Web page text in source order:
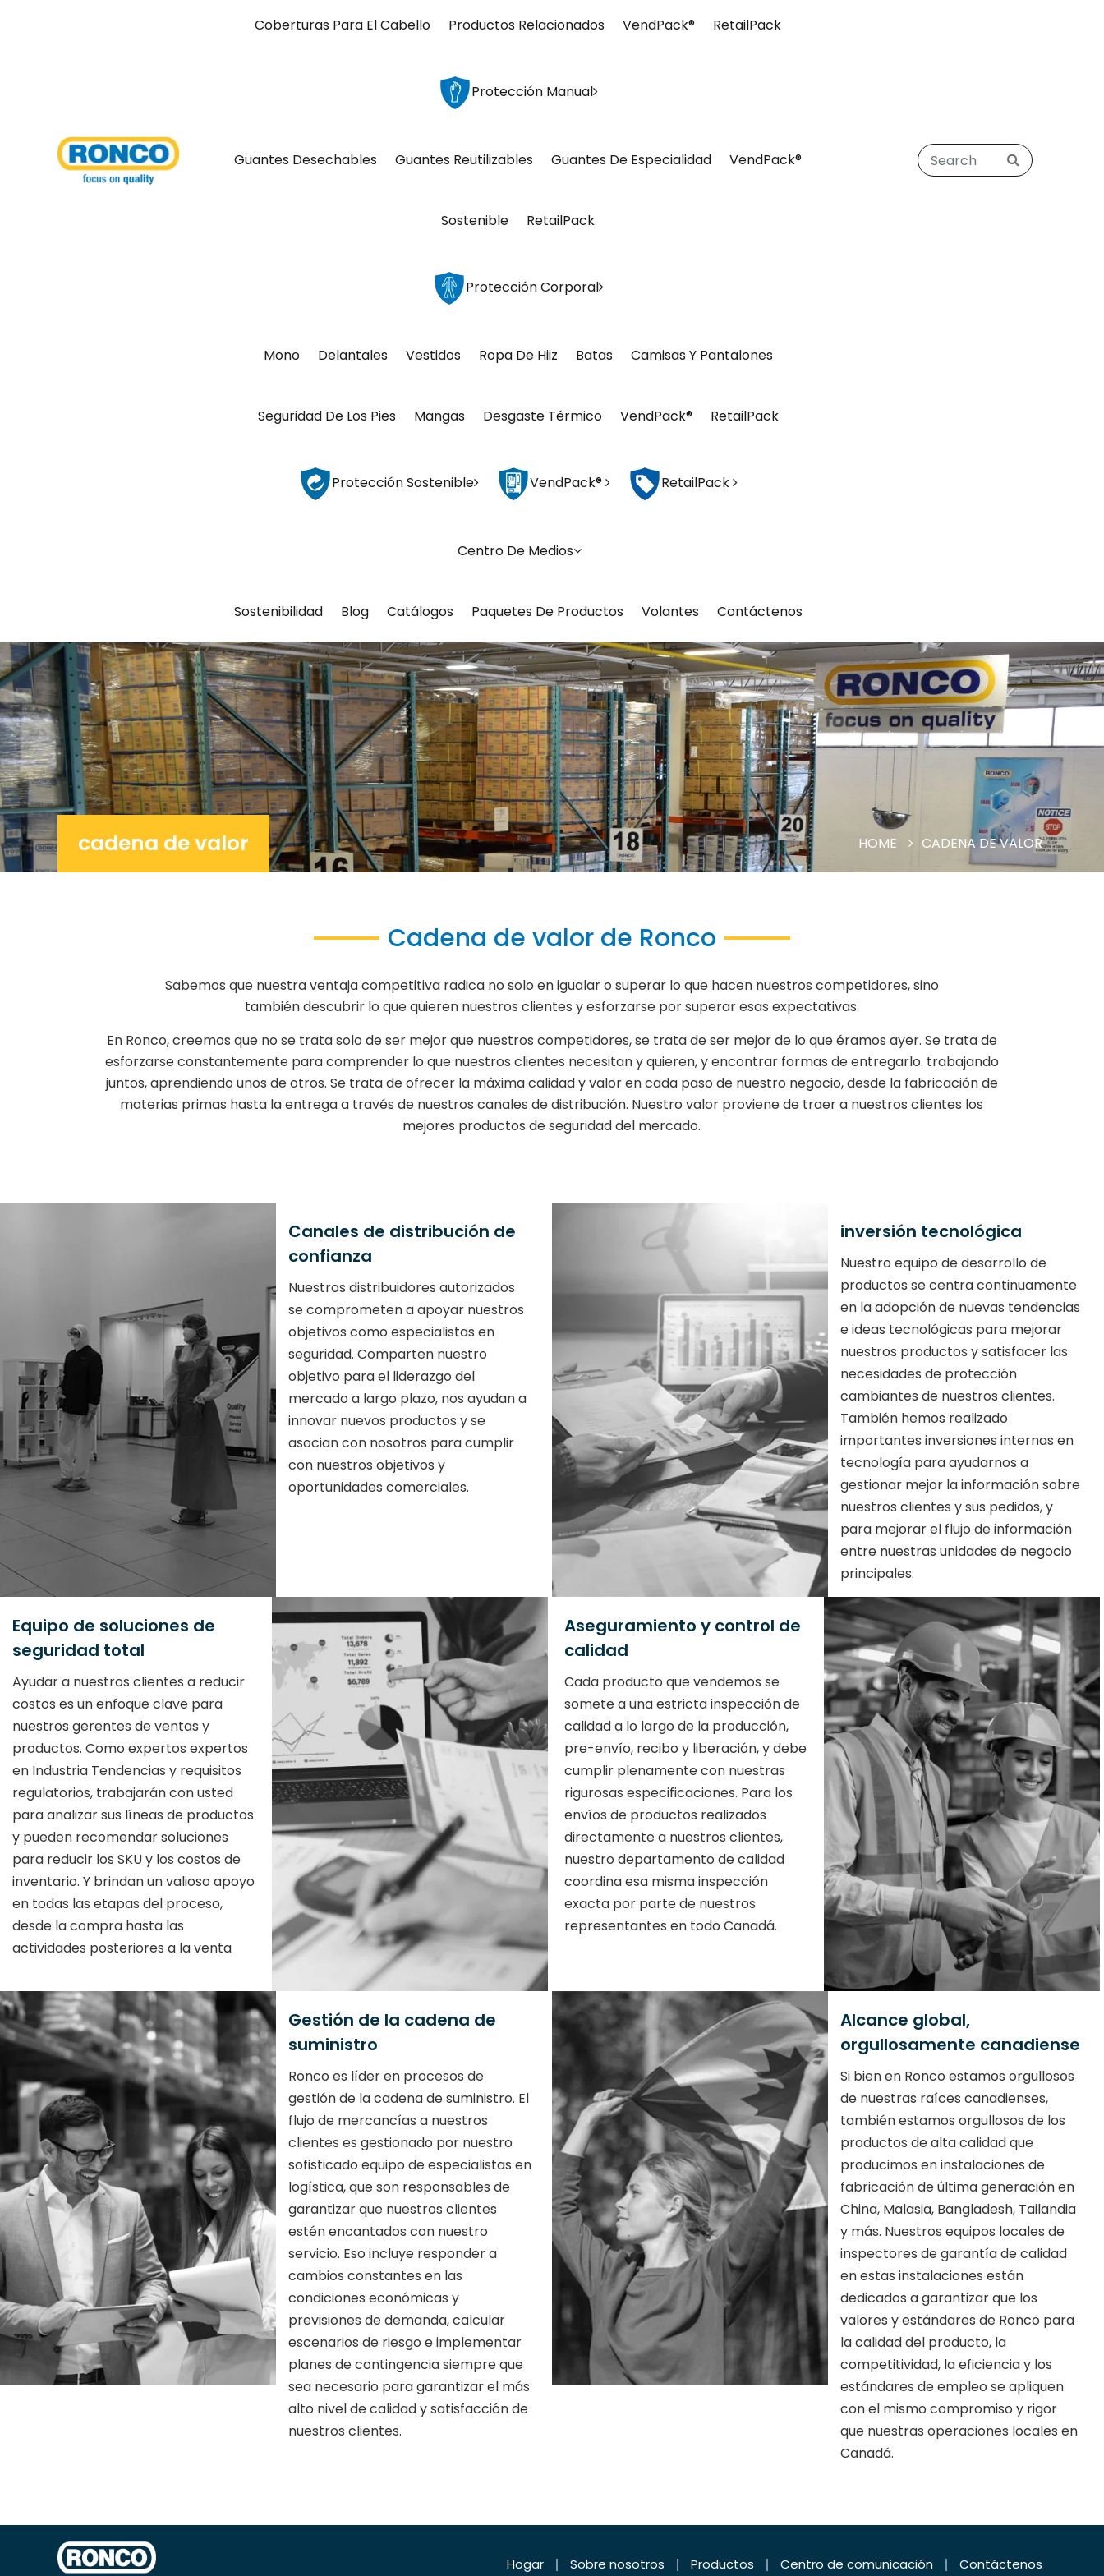
Coberturas Para El Cabello Productos Relacionados VendPack® RetailPack
Protección Manual
Guantes Desechables Guantes Reutilizables Guantes De Especialidad VendPack®
Sostenible RetailPack
Protección Corporal
Mono Delantales Vestidos Ropa De Hiiz Batas Camisas Y Pantalones
Seguridad De Los Pies Mangas Desgaste Térmico VendPack® RetailPack
Protección Sostenible VendPack® RetailPack
Sostenibilidad
Centro De Medios
Blog Catálogos Paquetes De Productos Volantes Contáctenos
cadena de valor HOME CADENA DE VALOR
Cadena de valor de Ronco
Sabemos que nuestra ventaja competitiva radica no solo en igualar o superar lo que hacen nuestros competidores, sino
también descubrir lo que quieren nuestros clientes y esforzarse por superar esas expectativas.
En Ronco, creemos que no se trata solo de ser mejor que nuestros competidores, se trata de ser mejor de lo que éramos ayer. Se trata de
esforzarse constantemente para comprender lo que nuestros clientes necesitan y quieren, y encontrar formas de entregarlo. trabajando
juntos, aprendiendo unos de otros. Se trata de ofrecer la máxima calidad y valor en cada paso de nuestro negocio, desde la fabricación de
materias primas hasta la entrega a través de nuestros canales de distribución. Nuestro valor proviene de traer a nuestros clientes los
mejores productos de seguridad del mercado.
Canales de distribución de
confianza
Nuestros distribuidores autorizados
se comprometen a apoyar nuestros
objetivos como especialistas en
seguridad. Comparten nuestro
objetivo para el liderazgo del
mercado a largo plazo, nos ayudan a
innovar nuevos productos y se
asocian con nosotros para cumplir
con nuestros objetivos y
oportunidades comerciales.
inversión tecnológica
Nuestro equipo de desarrollo de
productos se centra continuamente
en la adopción de nuevas tendencias
e ideas tecnológicas para mejorar
nuestros productos y satisfacer las
necesidades de protección
cambiantes de nuestros clientes.
También hemos realizado
importantes inversiones internas en
tecnología para ayudarnos a
gestionar mejor la información sobre
nuestros clientes y sus pedidos, y
para mejorar el flujo de información
entre nuestras unidades de negocio
principales.
Equipo de soluciones de
seguridad total
Ayudar a nuestros clientes a reducir
costos es un enfoque clave para
nuestros gerentes de ventas y
productos. Como expertos expertos
en Industria Tendencias y requisitos
regulatorios, trabajarán con usted
para analizar sus líneas de productos
y pueden recomendar soluciones
para reducir los SKU y los costos de
inventario. Y brindan un valioso apoyo
en todas las etapas del proceso,
desde la compra hasta las
actividades posteriores a la venta
Aseguramiento y control de
calidad
Cada producto que vendemos se
somete a una estricta inspección de
calidad a lo largo de la producción,
pre-envío, recibo y liberación, y debe
cumplir plenamente con nuestras
rigurosas especificaciones. Para los
envíos de productos realizados
directamente a nuestros clientes,
nuestro departamento de calidad
coordina esa misma inspección
exacta por parte de nuestros
representantes en todo Canadá.
Gestión de la cadena de
suministro
Ronco es líder en procesos de
gestión de la cadena de suministro. El
flujo de mercancías a nuestros
clientes es gestionado por nuestro
sofisticado equipo de especialistas en
logística, que son responsables de
garantizar que nuestros clientes
estén encantados con nuestro
servicio. Eso incluye responder a
cambios constantes en las
condiciones económicas y
previsiones de demanda, calcular
escenarios de riesgo e implementar
planes de contingencia siempre que
sea necesario para garantizar el más
alto nivel de calidad y satisfacción de
nuestros clientes.
Alcance global,
orgullosamente canadiense
Si bien en Ronco estamos orgullosos
de nuestras raíces canadienses,
también estamos orgullosos de los
productos de alta calidad que
producimos en instalaciones de
fabricación de última generación en
China, Malasia, Bangladesh, Tailandia
y más. Nuestros equipos locales de
inspectores de garantía de calidad
en estas instalaciones están
dedicados a garantizar que los
valores y estándares de Ronco para
la calidad del producto, la
competitividad, la eficiencia y los
estándares de empleo se apliquen
con el mismo compromiso y rigor
que nuestras operaciones locales en
Canadá.
Hogar Sobre nosotros productos centro de comunicación Contáctenos